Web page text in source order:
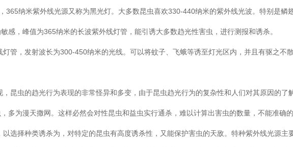
365纳米紫外线光源又称为黑光灯。大多数昆虫喜欢330-440纳米的紫外线光波。特别是鳞
感，峰值为365纳米的长波紫外线灯管，能引诱大多数趋光性害虫，进行测报和诱杀。
管，发射波长为300-450纳米的光线。可以将蚊子、飞蛾等诱至灯光区内，并且有驱之不
昆虫的趋光行为表现的非常怪异和多变，由于昆虫趋光行为的复杂性和人们对其原因的了
多为漫天撒网。这样必然会对性昆虫和益虫实行通杀，难以计算出害虫的数量，不能准确
选择种类诱杀为，对特定的昆虫有高度诱杀性，又能保护害虫的天敌。特种紫外线光源主